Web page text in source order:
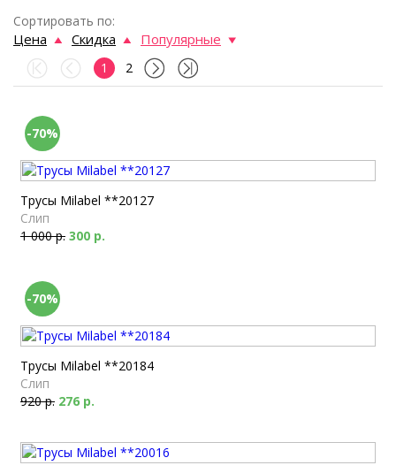
Сортировать по:
Цена Скидка Популярные
1 2
-70%
Трусы Milabel **20127
Слип
1 000 р. 300 р.
-70%
Трусы Milabel **20184
Слип
920 р. 276 р.